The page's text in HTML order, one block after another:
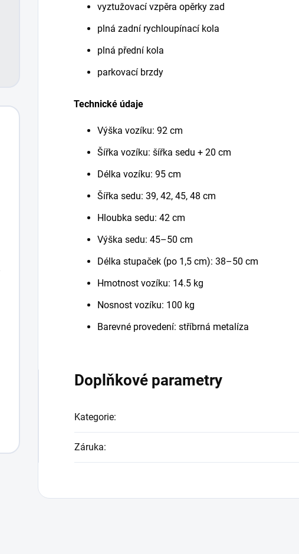
vyztužovací vzpěra opěrky zad
plná zadní rychloupínací kola
plná přední kola
parkovací brzdy
Technické údaje
Výška vozíku: 92 cm
Šířka vozíku: šířka sedu + 20 cm
Délka vozíku: 95 cm
Šířka sedu: 39, 42, 45, 48 cm
Hloubka sedu: 42 cm
Výška sedu: 45–50 cm
Délka stupaček (po 1,5 cm): 38–50 cm
Hmotnost vozíku: 14.5 kg
Nosnost vozíku: 100 kg
Barevné provedení: stříbrná metalíza
Doplňkové parametry
Kategorie:
Záruka: